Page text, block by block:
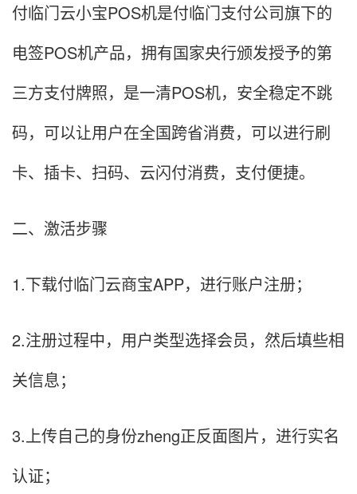
付临门云小宝POS机是付临门支付公司旗下的
电签POS机产品，拥有国家央行颁发授予的第
三方支付牌照，是一清POS机，安全稳定不跳
码，可以让用户在全国跨省消费，可以进行刷
卡、插卡、扫码、云闪付消费，支付便捷。
二、激活步骤
1.下载付临门云商宝APP，进行账户注册；
2.注册过程中，用户类型选择会员，然后填些相
关信息；
3.上传自己的身份zheng正反面图片，进行实名
认证；